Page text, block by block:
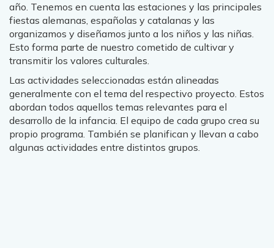
año. Tenemos en cuenta las estaciones y las principales
fiestas alemanas, españolas y catalanas y las
organizamos y diseñamos junto a los niños y las niñas.
Esto forma parte de nuestro cometido de cultivar y
transmitir los valores culturales.
Las actividades seleccionadas están alineadas
generalmente con el tema del respectivo proyecto. Estos
abordan todos aquellos temas relevantes para el
desarrollo de la infancia. El equipo de cada grupo crea su
propio programa. También se planifican y llevan a cabo
algunas actividades entre distintos grupos.